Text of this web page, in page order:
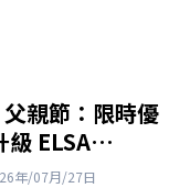
！ 專屬優惠：
親節：限時優
級 ELSA
終身套
年/07月/27日